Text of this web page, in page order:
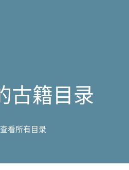
古籍目录
查看所有目录